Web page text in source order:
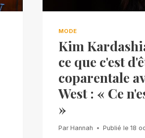
MODE
Kim
ce que c'est
coparentale
West : « Ce
»
Par Hannah Publié le 18